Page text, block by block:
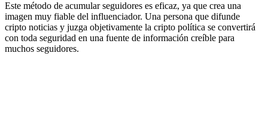
Este método de acumular seguidores es eficaz, ya que crea una
imagen muy fiable del influenciador. Una persona que difunde
cripto noticias y juzga objetivamente la cripto política se convertirá
con toda seguridad en una fuente de información creíble para
muchos seguidores.